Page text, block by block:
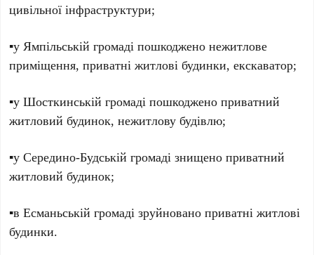
цивільної інфраструктури;
▪️у Ямпільській громаді пошкоджено нежитлове
приміщення, приватні житлові будинки, екскаватор;
▪️у Шосткинській громаді пошкоджено приватний
житловий будинок, нежитлову будівлю;
▪️у Середино-Будській громаді знищено приватний
житловий будинок;
▪️в Есманьській громаді зруйновано приватні житлові
будинки.